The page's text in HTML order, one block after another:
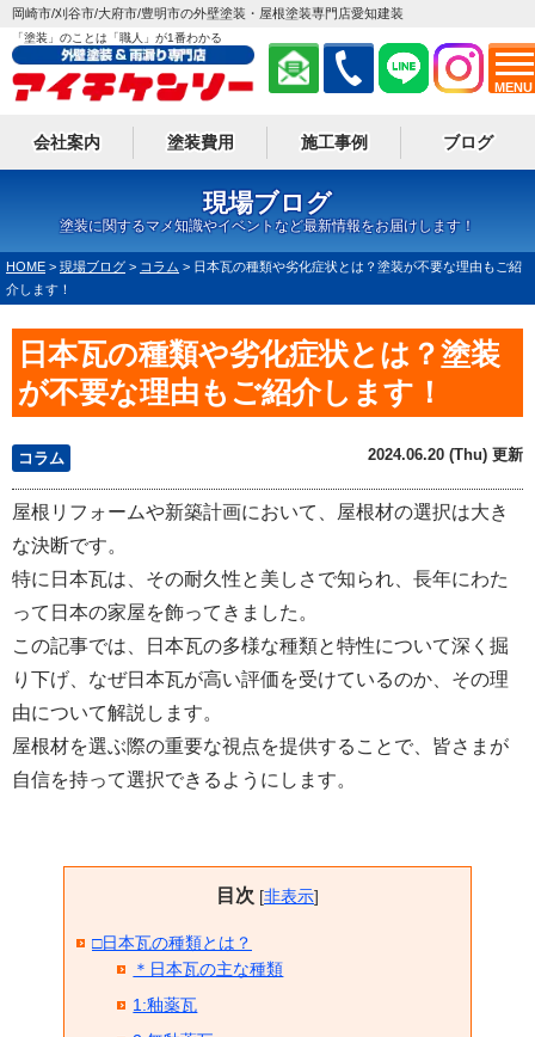
MENU
岡崎市/刈谷市/大府市/豊明市の外壁塗装・屋根塗装専門店愛知建装
「塗装」のことは「職人」が1番わかる
会社案内 塗装費用 施工事例 ブログ
現場ブログ
塗装に関するマメ知識やイベントなど最新情報をお届けします！
HOME > 現場ブログ > コラム > 日本瓦の種類や劣化症状とは？塗装が不要な理由もご紹
介します！
日本瓦の種類や劣化症状とは？塗装
が不要な理由もご紹介します！
コラム 2024.06.20 (Thu) 更新
屋根リフォームや新築計画において、屋根材の選択は大き
な決断です。
特に日本瓦は、その耐久性と美しさで知られ、長年にわた
って日本の家屋を飾ってきました。
この記事では、日本瓦の多様な種類と特性について深く掘
り下げ、なぜ日本瓦が高い評価を受けているのか、その理
由について解説します。
屋根材を選ぶ際の重要な視点を提供することで、皆さまが
自信を持って選択できるようにします。
目次 [非表示]
□日本瓦の種類とは？
＊日本瓦の主な種類
1:釉薬瓦